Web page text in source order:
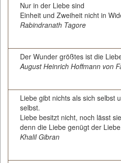
Nur in der Liebe sind
Einheit und Zweiheit nicht in
Rabindranath Tagore
Der Wunder größtes ist die
August Heinrich Hoffmann von
Liebe gibt nichts als sich selbst
selbst.
Liebe besitzt nicht, noch lässt
denn die Liebe genügt der
Khalil Gibran